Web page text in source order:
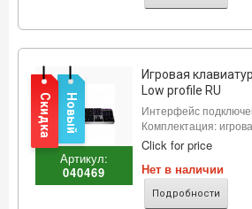
Артикул:
040469
Игровая
Low profile RU
Интерфейс
Комплектация:
Click for price
Нет в наличии
Подробности
Новый
Скидка